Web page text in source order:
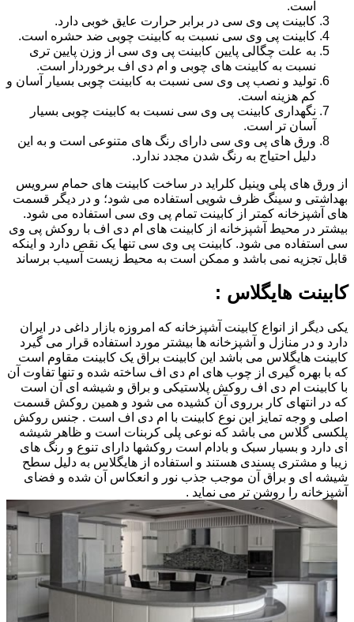
است.
کابینت پی وی سی در برابر حرارت عایق خوبی دارد.
کابینت پی وی سی نسبت به کابینت چوبی ضد حشره است.
به علت چگالی پایین کابینت پی وی سی از وزن پایین تری
نسبت به کابینت های چوبی و ام دی اف برخوردار است.
تولید و نصب پی وی سی نسبت به کابینت چوبی بسیار آسان و
کم هزینه است.
نگهداری کابینت پی وی سی نسبت به کابینت چوبی بسیار
آسان تر است.
ورق های پی وی سی دارای رنگ های متنوعی است و به این
دلیل احتیاج به رنگ شدن مجدد ندارد.
از ورق های پلی وینیل کلراید در ساخت کابینت های حمام سرویس
بهداشتی و سینگ ظرف شویی استفاده می شود؛ و در دیگر قسمت
های آشپزخانه کمتر از کابینت تمام پی وی سی استفاده می شود.
بیشتر در محیط آشپزخانه از کابینت های ام دی اف با روکش پی وی
سی استفاده می شود. کابینت پی وی سی تنها یک نقص دارد و اینکه
قابل تجزیه نمی باشد و ممکن است به محیط زیست آسیب برساند
کابینت هایگلاس :
یکی دیگر از انواع کابینت آشپزخانه که امروزه بازار داغی در ایران
دارد و در منازل و آشپزخانه ها بیشتر مورد استفاده قرار می گیرد
کابینت هایگلاس می باشد این کابینت براق یک کابینت مقاوم است
که با بهره گیری از چوب های ام دی اف ساخته شده و تنها تفاوت آن
با کابینت ام دی اف روکش پلاستیکی و براق و شیشه ای آن است
که در انتهای کار برروی آن کشیده می شود و همین روکش قسمت
اصلی و وجه تمایز این نوع کابینت با ام دی اف است . جنس روکش
پلکسی گلاس می باشد که نوعی پلی کربنات است و ظاهر شیشه
ای دارد و بسیار سبک و بادام است روکشها دارای تنوع و رنگ های
زیبا و مشتری پسندی هستند و استفاده از هایگلاس به دلیل سطح
شیشه ای و براق آن موجب جذب نور و انعکاس آن شده و فضای
آشپزخانه را روشن تر می نماید .